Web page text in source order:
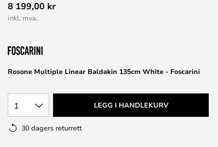
til
begynnelsen
bildegalleri
Rosone Multiple Linear Baldakin 135cm White - Foscarini
8 199,00 kr
inkl. mva.
1 LEGG I HANDLEKURV
30 dagers returrett